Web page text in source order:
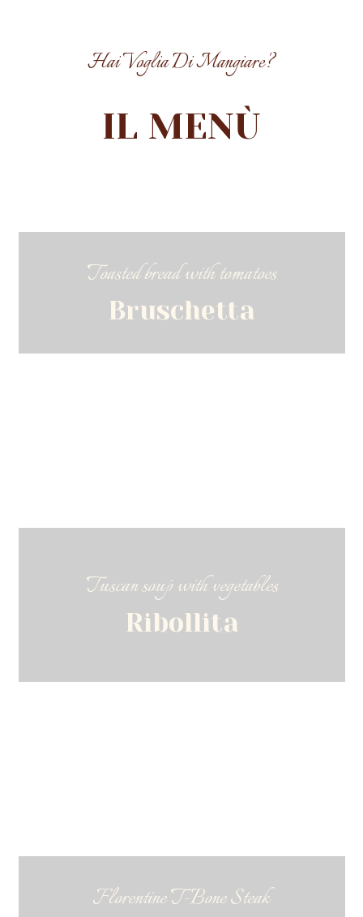
Hai Voglia Di Mangiare?
IL MENÙ
Toasted bread with tomatoes
Bruschetta
Tuscan soup with vegetables
Ribollita
Florentine T-Bone Steak